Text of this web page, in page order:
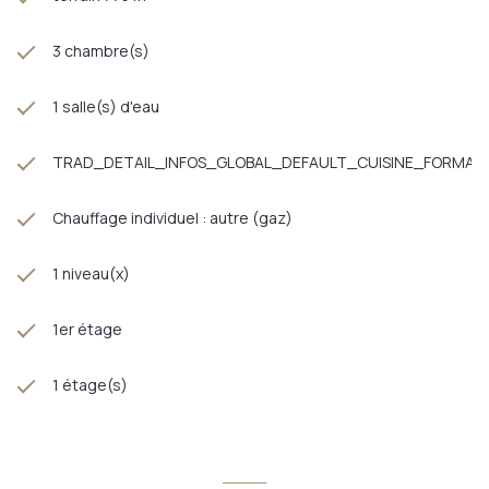
3 chambre(s)
1 salle(s) d'eau
Chauffage individuel : autre (gaz)
1 niveau(x)
1er étage
1 étage(s)